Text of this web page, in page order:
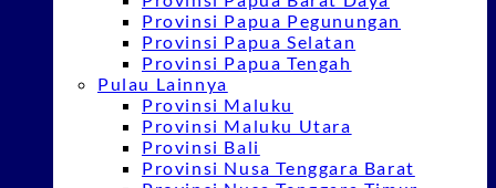
Provinsi Papua Pegunungan
Provinsi Papua Selatan
Provinsi Papua Tengah
Pulau Lainnya
Provinsi Maluku
Provinsi Maluku Utara
Provinsi Bali
Provinsi Nusa Tenggara Barat